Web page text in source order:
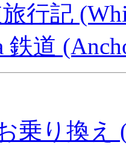
行記
道
乗り換え